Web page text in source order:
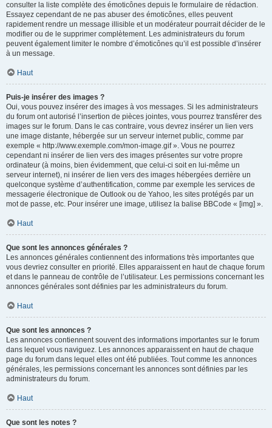
consulter la liste complète des émoticônes depuis le formulaire de rédaction.
Essayez cependant de ne pas abuser des émoticônes, elles peuvent
rapidement rendre un message illisible et un modérateur pourrait décider de le
modifier ou de le supprimer complètement. Les administrateurs du forum
peuvent également limiter le nombre d’émoticônes qu’il est possible d’insérer
à un message.
Haut
Puis-je insérer des images ?
Oui, vous pouvez insérer des images à vos messages. Si les administrateurs
du forum ont autorisé l’insertion de pièces jointes, vous pourrez transférer des
images sur le forum. Dans le cas contraire, vous devrez insérer un lien vers
une image distante, hébergée sur un serveur internet public, comme par
exemple « http://www.exemple.com/mon-image.gif ». Vous ne pourrez
cependant ni insérer de lien vers des images présentes sur votre propre
ordinateur (à moins, bien évidemment, que celui-ci soit en lui-même un
serveur internet), ni insérer de lien vers des images hébergées derrière un
quelconque système d’authentification, comme par exemple les services de
messagerie électronique de Outlook ou de Yahoo, les sites protégés par un
mot de passe, etc. Pour insérer une image, utilisez la balise BBCode « [img] ».
Haut
Que sont les annonces générales ?
Les annonces générales contiennent des informations très importantes que
vous devriez consulter en priorité. Elles apparaissent en haut de chaque forum
et dans le panneau de contrôle de l’utilisateur. Les permissions concernant les
annonces générales sont définies par les administrateurs du forum.
Haut
Que sont les annonces ?
Les annonces contiennent souvent des informations importantes sur le forum
dans lequel vous naviguez. Les annonces apparaissent en haut de chaque
page du forum dans lequel elles ont été publiées. Tout comme les annonces
générales, les permissions concernant les annonces sont définies par les
administrateurs du forum.
Haut
Que sont les notes ?